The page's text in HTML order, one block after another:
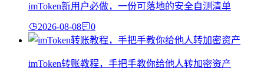
imToken新用户必做，一份可落地的安全自测清单
2026-08-08 0
imToken转账教程，手把手教你给他人转加密资产